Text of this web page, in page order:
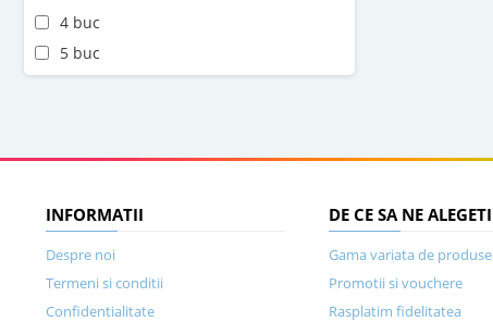
4 buc
5 buc
INFORMATII
Despre noi
Termeni si conditii
Confidentialitate
DE CE SA NE ALEGETI
Gama variata de produse
Promotii si vouchere
Rasplatim fidelitatea